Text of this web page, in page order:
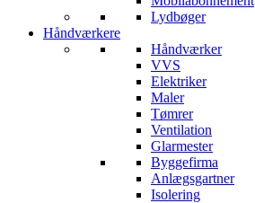
Lydbøger
Håndværkere
Håndværker
VVS
Elektriker
Maler
Tømrer
Ventilation
Glarmester
Byggefirma
Anlægsgartner
Isolering